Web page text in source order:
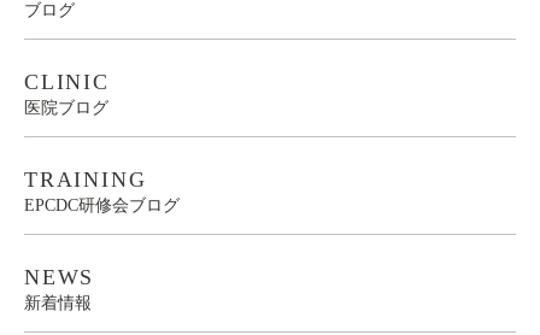
ブログ
CLINIC
医院ブログ
TRAINING
EPCDC研修会ブログ
NEWS
新着情報